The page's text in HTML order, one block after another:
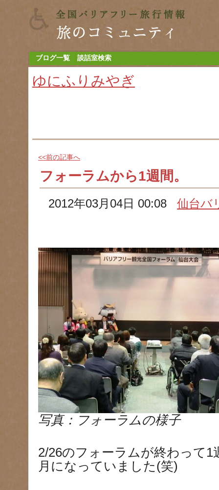
ブログ一覧 談話室検索
ゆにふりみやぎ
<<前の記事へ
フォーラムから1週間。
2012年03月04日 00:08仙台バ
写真：フォーラムの様子
2/26のフォーラムが終わって1
月になっていました(笑)